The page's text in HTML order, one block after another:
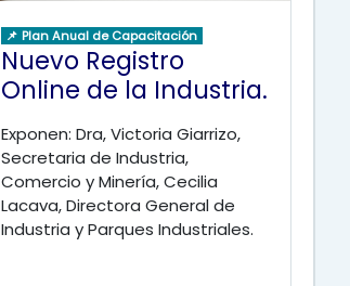
📌 Plan Anual de Capacitación
Nuevo Registro
Online de la Industria.
Exponen: Dra, Victoria Giarrizo,
Secretaria de Industria,
Comercio y Minería, Cecilia
Lacava, Directora General de
Industria y Parques Industriales.